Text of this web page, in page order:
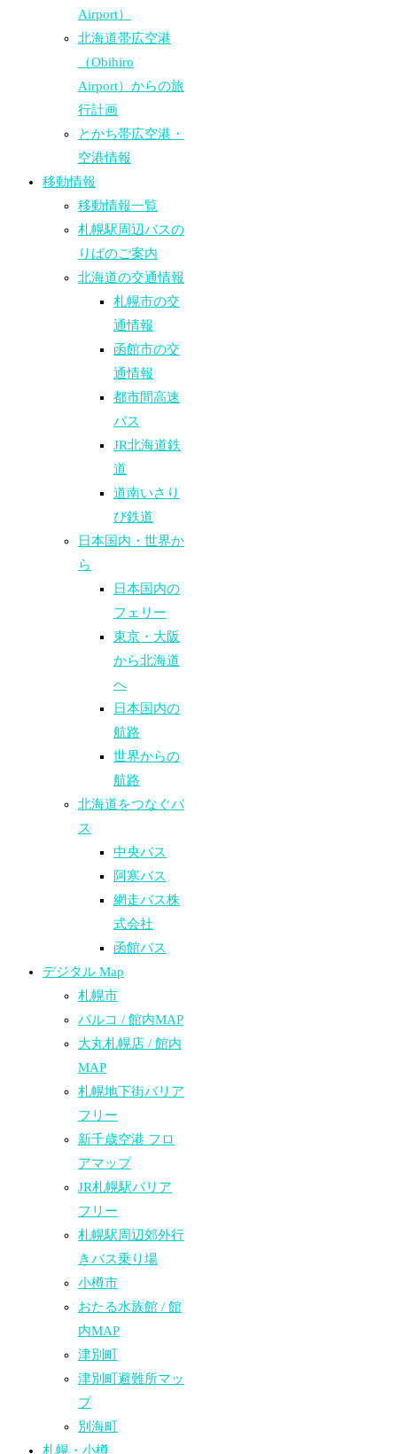
Airport）
北海道帯広空港
（Obihiro
Airport）からの旅
行計画
とかち帯広空港・
空港情報
移動情報
移動情報一覧
札幌駅周辺バスの
りばのご案内
北海道の交通情報
札幌市の交
通情報
函館市の交
通情報
都市間高速
バス
JR北海道鉄
道
道南いさり
び鉄道
日本国内・世界か
ら
日本国内の
フェリー
東京・大阪
から北海道
へ
日本国内の
航路
世界からの
航路​
北海道をつなぐバ
ス
中央バス
阿寒バス
網走バス株
式会社
函館バス
デジタル Map
札幌市
パルコ / 館内MAP
大丸札幌店 / 館内
MAP
札幌地下街バリア
フリー
新千歳空港 フロ
アマップ
JR札幌駅バリア
フリー
札幌駅周辺郊外行
きバス乗り場
小樽市
おたる水族館 / 館
内MAP
津別町
津別町避難所マッ
プ
別海町
札幌・小樽